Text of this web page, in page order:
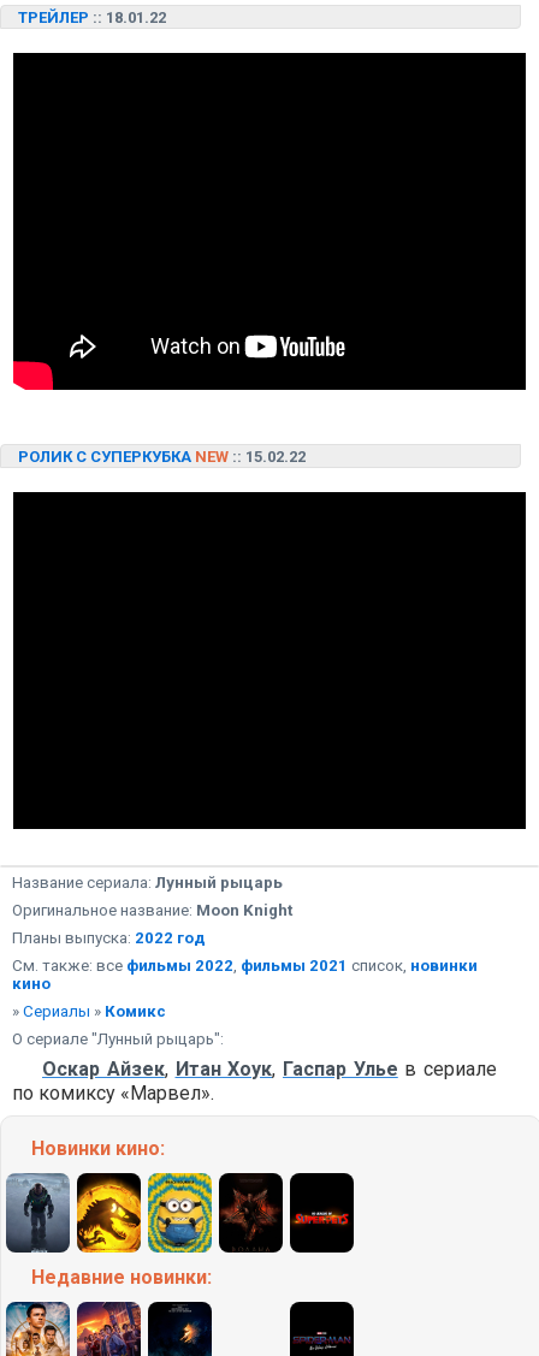
ТРЕЙЛЕР :: 18.01.22
РОЛИК С СУПЕРКУБКА NEW :: 15.02.22
Название сериала: Лунный рыцарь
Оригинальное название: Moon Knight
Планы выпуска: 2022 год
См. также: все фильмы 2022, фильмы 2021 список, новинки
кино
» Сериалы » Комикс
О сериале "Лунный рыцарь":
Оскар Айзек, Итан Хоук, Гаспар Улье в сериале
по комиксу «Марвел».
Новинки кино:
Недавние новинки: